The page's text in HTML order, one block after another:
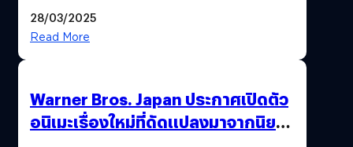
28/03/2025
Read More
Warner Bros. Japan ประกาศเปิดตัว
อนิเมะเรื่องใหม่ที่ดัดแปลงมาจากนิยาย